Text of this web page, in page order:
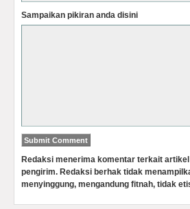
Sampaikan pikiran anda disini
Redaksi menerima komentar terkait
pengirim. Redaksi berhak tidak
menyinggung, mengandung fitnah, tidak